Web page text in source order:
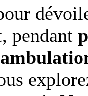
pendant